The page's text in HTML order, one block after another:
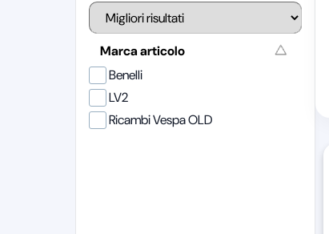
Marca articolo
Benelli
LV2
Ricambi Vespa OLD